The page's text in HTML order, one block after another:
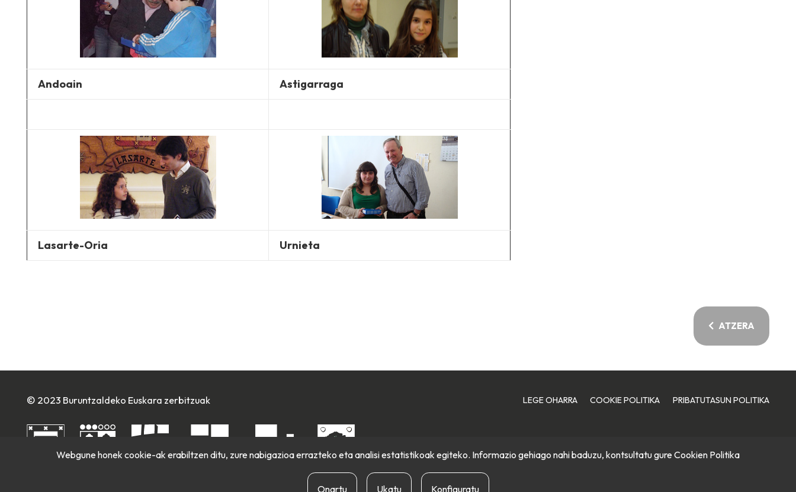
Andoain Astigarraga
Lasarte-Oria Urnieta
ATZERA
© 2023 Buruntzaldeko Euskara zerbitzuak LEGE OHARRA COOKIE POLITIKA PRIBATUTASUN POLITIKA
Webgune honek cookie-ak erabiltzen ditu, zure nabigazioa errazteko eta analisi estatistikoak egiteko. Informazio gehiago nahi baduzu, kontsultatu gure Cookien Politika
Onartu Ukatu Konfiguratu